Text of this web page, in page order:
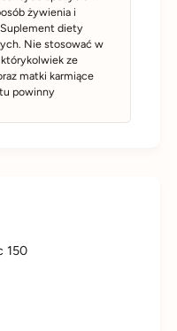
żywienia i
diety
Nie stosować w
ze
matki karmiące
powinny
150